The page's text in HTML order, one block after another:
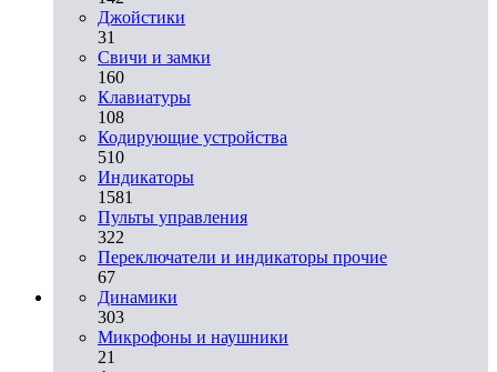
Джойстики
31
Свичи и замки
160
Клавиатуры
108
Кодирующие устройства
510
Индикаторы
1581
Пульты управления
322
Переключатели и индикаторы прочие
67
Динамики
303
Микрофоны и наушники
21